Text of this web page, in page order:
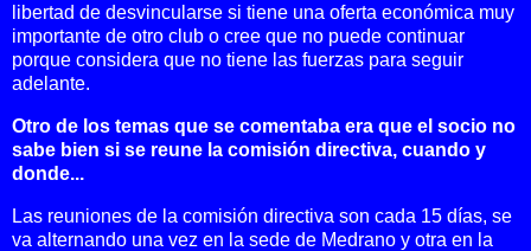
libertad de desvincularse si tiene una oferta económica muy
importante de otro club o cree que no puede continuar
porque considera que no tiene las fuerzas para seguir
adelante.
Otro de los temas que se comentaba era que el socio no
sabe bien si se reune la comisión directiva, cuando y
donde...
Las reuniones de la comisión directiva son cada 15 días, se
va alternando una vez en la sede de Medrano y otra en la